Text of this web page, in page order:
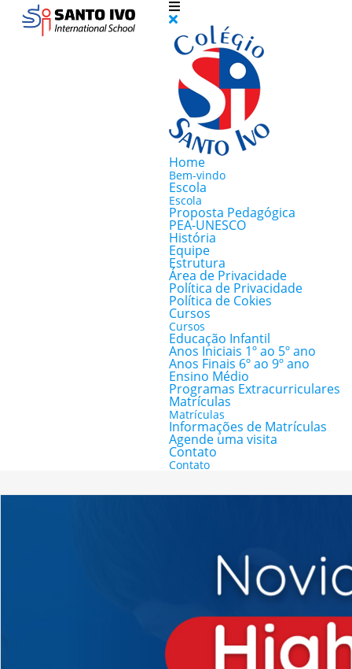
Home
Bem-vindo
Escola
Escola
Proposta Pedagógica
PEA-UNESCO
História
Equipe
Estrutura
Área de Privacidade
Política de Privacidade
Política de Cokies
Cursos
Cursos
Educação Infantil
Anos Iniciais 1º ao 5º ano
Anos Finais 6º ao 9º ano
Ensino Médio
Programas Extracurriculares
Matrículas
Matrículas
Informações de Matrículas
Agende uma visita
Contato
Contato